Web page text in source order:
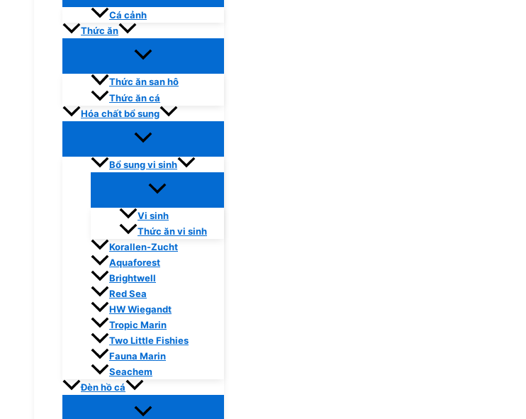
Cá cảnh
Thức ăn
Thức ăn san hô
Thức ăn cá
Hóa chất bổ sung
Bổ sung vi sinh
Vi sinh
Thức ăn vi sinh
Korallen-Zucht
Aquaforest
Brightwell
Red Sea
HW Wiegandt
Tropic Marin
Two Little Fishies
Fauna Marin
Seachem
Đèn hồ cá